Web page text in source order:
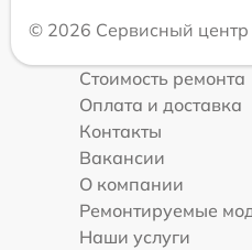
© 2026 Сервисный центр
Стоимость ремонта
Оплата и доставка
Контакты
Вакансии
О компании
Ремонтируемые
Наши услуги